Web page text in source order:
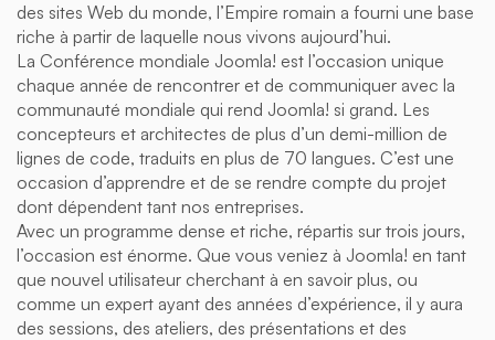
des sites Web du monde, l’Empire romain a fourni une base
riche à partir de laquelle nous vivons aujourd’hui.
La Conférence mondiale Joomla! est l’occasion unique
chaque année de rencontrer et de communiquer avec la
communauté mondiale qui rend Joomla! si grand. Les
concepteurs et architectes de plus d’un demi-million de
lignes de code, traduits en plus de 70 langues. C’est une
occasion d’apprendre et de se rendre compte du projet
dont dépendent tant nos entreprises.
Avec un programme dense et riche, répartis sur trois jours,
l’occasion est énorme. Que vous veniez à Joomla! en tant
que nouvel utilisateur cherchant à en savoir plus, ou
comme un expert ayant des années d’expérience, il y aura
des sessions, des ateliers, des présentations et des